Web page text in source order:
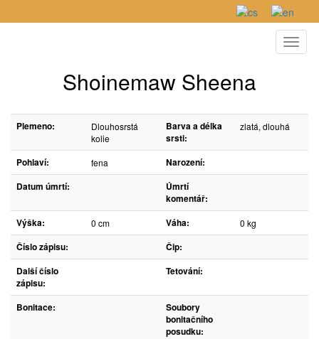
Shoinemaw Sheena
Plemeno:
Dlouhosrstá
kolie
Barva a délka
srsti:
zlatá, dlouhá
Pohlaví: fena
Narození:
Datum úmrtí:
Úmrtí
komentář:
Výška:
0 cm Váha: 0 kg
Číslo zápisu:
Čip:
Další číslo
zápisu:
Tetování:
Bonitace:
Soubory
bonitačního
posudku: